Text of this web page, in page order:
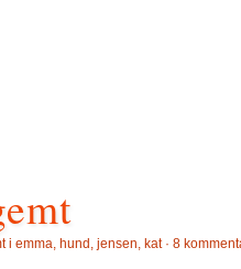
i emma hund jensen kat· 8